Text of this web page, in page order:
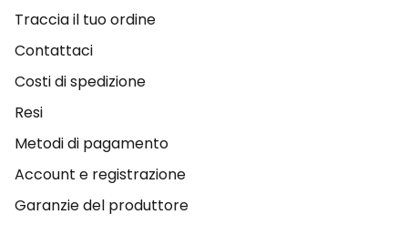
Traccia il tuo ordine
Contattaci
Costi di spedizione
Resi
Metodi di pagamento
Account e registrazione
Garanzie del produttore